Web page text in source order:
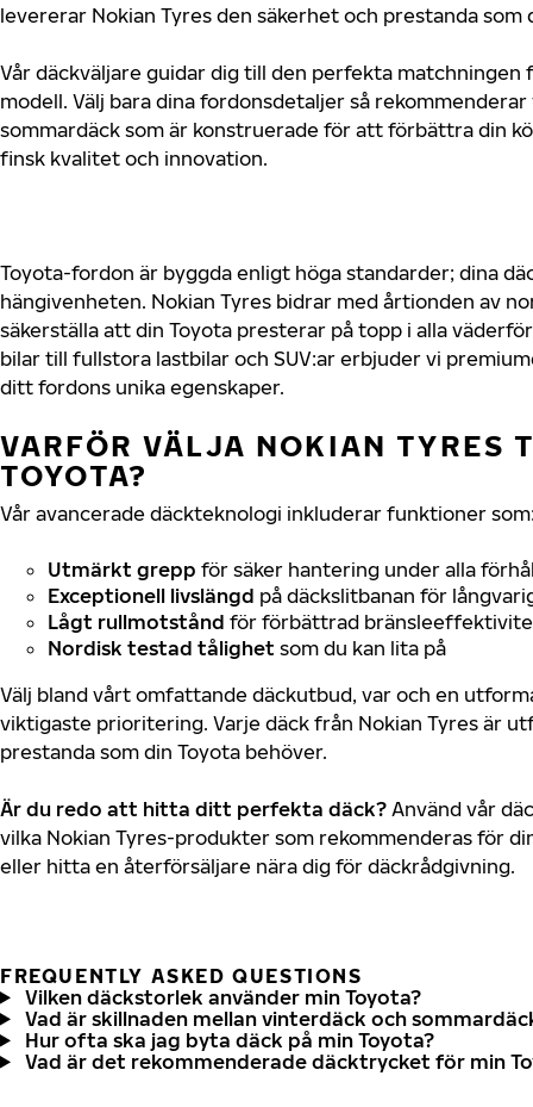
levererar Nokian Tyres den säkerhet och prestanda som
Vår däckväljare guidar dig till den perfekta matchningen
modell. Välj bara dina fordonsdetaljer så
sommardäck som är konstruerade för att förbättra din
finsk kvalitet och innovation.
Toyota-fordon är byggda enligt höga standarder; dina
hängivenheten. Nokian Tyres bidrar med årtionden av
säkerställa att din Toyota presterar på topp i alla
bilar till fullstora lastbilar och SUV:ar erbjuder vi
ditt fordons unika egenskaper.
VARFÖR VÄLJA NOKIAN TYRES
TOYOTA?
Vår avancerade däckteknologi inkluderar funktioner
Utmärkt grepp för säker hantering under alla
Exceptionell livslängd på däckslitbanan för
Lågt rullmotstånd för förbättrad
Nordisk testad tålighet som du kan lita på
Välj bland vårt omfattande däckutbud, var och en
viktigaste prioritering. Varje däck från Nokian Tyres är
prestanda som din Toyota behöver.
Är du redo att hitta ditt perfekta däck? Använd vår
vilka Nokian Tyres-produkter som rekommenderas för
eller hitta en återförsäljare nära dig för däckrådgivning.
FREQUENTLY ASKED QUESTIONS
Vilken däckstorlek använder min Toyota?
Vad är skillnaden mellan vinterdäck och
Hur ofta ska jag byta däck på min Toyota?
Vad är det rekommenderade däcktrycket för min